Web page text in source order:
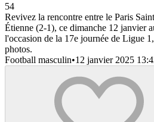
54
Revivez la rencontre entre le Paris
Étienne (2-1), ce dimanche 12 janvier
l'occasion de la 17e journée de Ligue
photos.
Football masculin•12 janvier 2025